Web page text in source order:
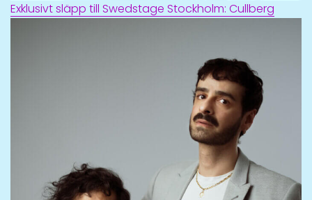
Exklusivt släpp till Swedstage Stockholm: Cullberg